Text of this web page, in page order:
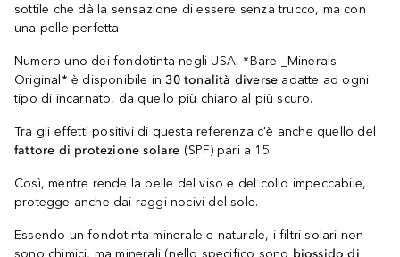
sottile che dà la sensazione di essere senza trucco, ma con
una pelle perfetta.
Numero uno dei fondotinta negli USA, *Bare _Minerals
Original* è disponibile in30 tonalità diverse adatte ad ogni
tipo di incarnato, da quello più chiaro al più scuro.
Tra gli effetti positivi di questa referenza c'è anche quello del
fattore di protezione solare (SPF) pari a 15.
Così, mentre rende la pelle del viso e del collo impeccabile,
protegge anche dai raggi nocivi del sole.
Essendo un fondotinta minerale e naturale, i filtri solari non
sono chimici, ma minerali (nello specifico sono biossido di